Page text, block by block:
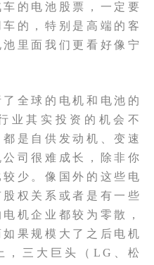
的电池股票，一定要
的，特别是高端的客
里面我们更看好像宁
全球的电机和电池的
业其实投资的机会不
是自供发动机、变速
司很难成长，除非你
少。像国外的这些电
权关系或者是有一些
机企业都较为零散，
果规模大了之后电机
，三大巨头（LG、松